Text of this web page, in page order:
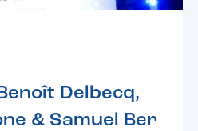
Delbecq,
& Samuel Ber